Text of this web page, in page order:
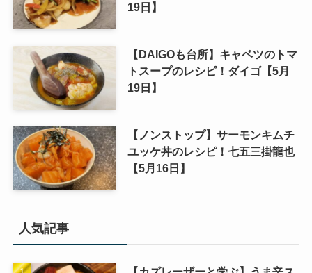
19日】
【DAIGOも台所】キャベツのトマ
トスープのレシピ！ダイゴ【5月
19日】
【ノンストップ】サーモンキムチ
ユッケ丼のレシピ！七五三掛龍也
【5月16日】
人気記事